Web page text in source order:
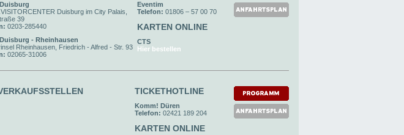
Duisburg im City Palais,
39
0203-285440
- Rheinhausen
Rheinhausen, Friedrich - Alfred - Str. 93
02065-31006
Eventim
Telefon: 01806 – 57 00 70
KARTEN ONLINE
CTS
Hier bestellen
TICKETHOTLINE
Komm! Düren
Telefon: 02421 189 204
KARTEN ONLINE